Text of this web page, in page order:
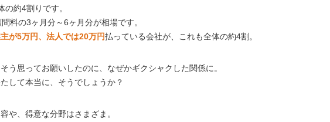
約4割りです。
料の3ヶ月分～6ヶ月分が相場です。
が5万円、法人では20万円払っている会社が、これも全体の約4割。
う思ってお願いしたのに、なぜかギクシャクした関係に。
して本当に、そうでしょうか？
や、得意な分野はさまざま。